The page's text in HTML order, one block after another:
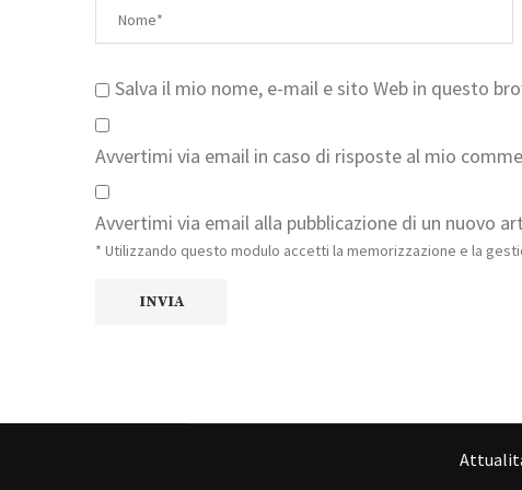
Salva il mio nome, e-mail e sito Web in questo
Avvertimi via email in caso di risposte al mio
Avvertimi via email alla pubblicazione di un nuovo
* Utilizzando questo modulo accetti la memorizzazione e la